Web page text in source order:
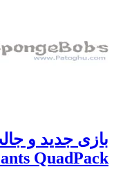
QuadPack